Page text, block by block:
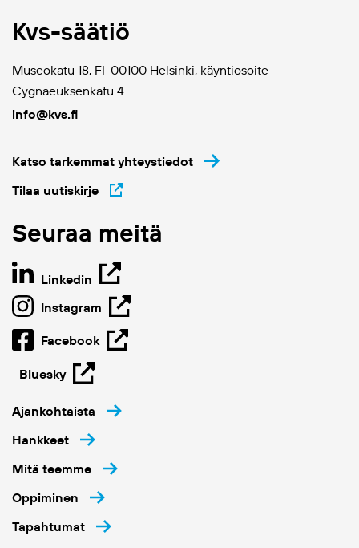
Kvs-säätiö
Museokatu 18, FI-00100 Helsinki, käyntiosoite
Cygnaeuksenkatu 4
info@kvs.fi
Katso tarkemmat yhteystiedot
Tilaa uutiskirje
Seuraa meitä
Linkedin
Instagram
Facebook
Bluesky
Ajankohtaista
Hankkeet
Mitä teemme
Oppiminen
Tapahtumat